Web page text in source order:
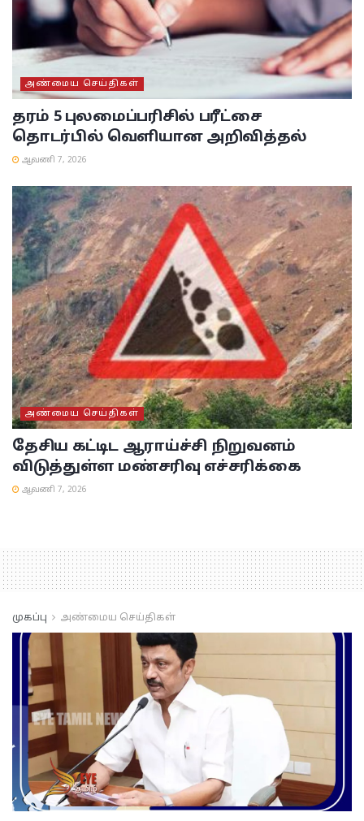
அண்மைய செய்திகள்
தரம் 5 புலமைப்பரிசில் பரீட்சை
தொடர்பில் வெளியான அறிவித்தல்
ஆவணி 7, 2026
அண்மைய செய்திகள்
தேசிய கட்டிட ஆராய்ச்சி நிறுவனம்
விடுத்துள்ள மண்சரிவு எச்சரிக்கை
ஆவணி 7, 2026
முகப்பு அண்மைய செய்திகள்